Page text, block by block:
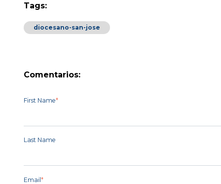
Tags:
diocesano-san-jose
Comentarios:
First Name*
Last Name
Email*